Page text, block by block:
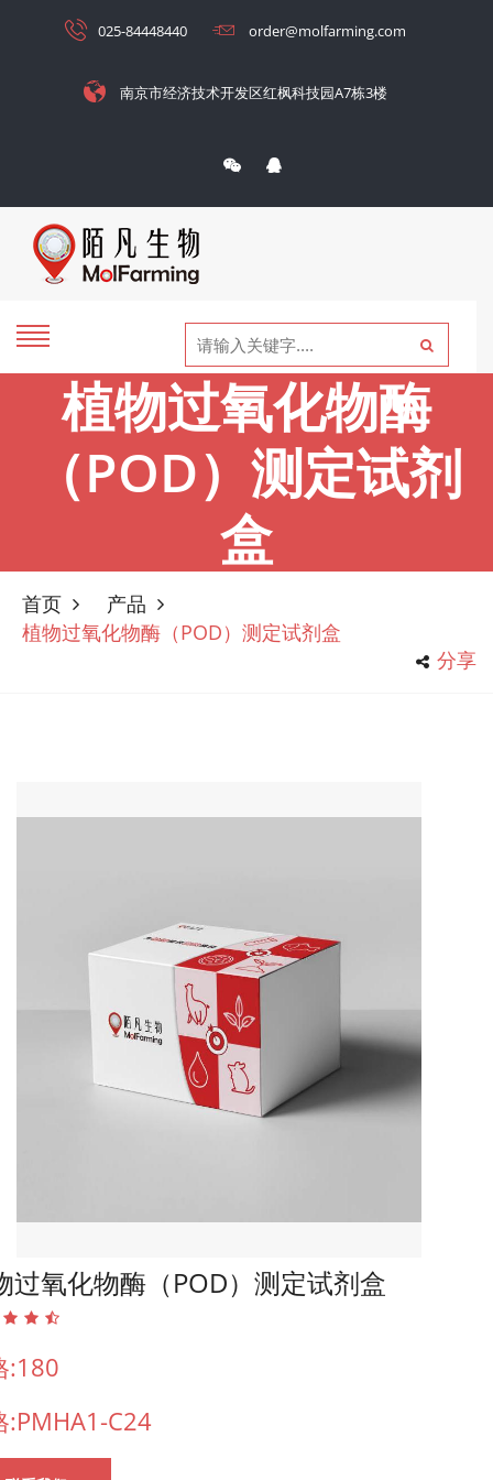
025-84448440 order@molfarming.com
南京市经济技术开发区红枫科技园A7栋3楼
植物过氧化物酶
（POD）测定试剂
盒
首页
产品
植物过氧化物酶（POD）测定试剂盒
分享
过氧化物酶（POD）测定试剂盒
:180
:PMHA1-C24